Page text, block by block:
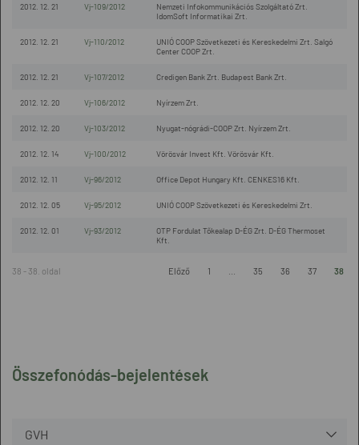
Összefonódás-bejelentések
GVH
2012. 12. 21 Vj-109/2012
Nemzeti Infokommunikációs Szolgáltató Zrt.
IdomSoft Informatikai Zrt.
2012. 12. 21 Vj-110/2012
UNIÓ COOP Szövetkezeti és Kereskedelmi Zrt. Salgó
Center COOP Zrt.
2012. 12. 21 Vj-107/2012 Credigen Bank Zrt. Budapest Bank Zrt.
2012. 12. 20 Vj-106/2012 Nyírzem Zrt.
2012. 12. 20 Vj-103/2012 Nyugat-nógrádi-COOP Zrt. Nyírzem Zrt.
2012. 12. 14 Vj-100/2012 Vörösvár Invest Kft. Vörösvár Kft.
2012. 12. 11 Vj-96/2012 Office Depot Hungary Kft. CENKES16 Kft.
2012. 12. 05 Vj-95/2012 UNIÓ COOP Szövetkezeti és Kereskedelmi Zrt.
2012. 12. 01 Vj-93/2012
OTP Fordulat Tőkealap D-ÉG Zrt. D-ÉG Thermoset
Kft.
38 - 38. oldal Előző 1 35 36 37 38